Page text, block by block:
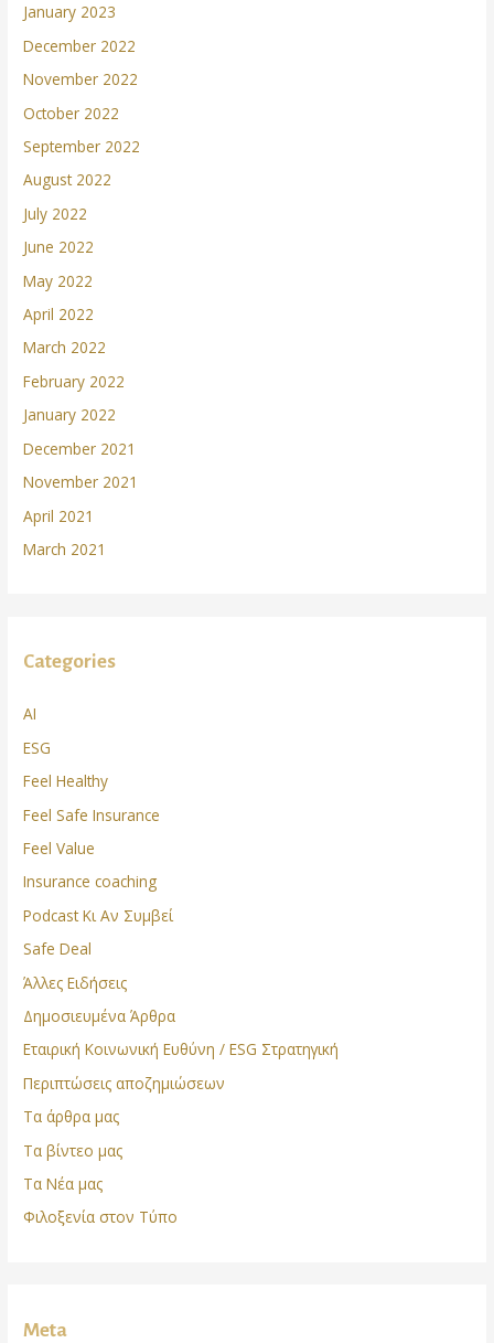
January 2023
December 2022
November 2022
October 2022
September 2022
August 2022
July 2022
June 2022
May 2022
April 2022
March 2022
February 2022
January 2022
December 2021
November 2021
April 2021
March 2021
Categories
AI
ESG
Feel Healthy
Feel Safe Insurance
Feel Value
Insurance coaching
Podcast Κι Αν Συμβεί
Safe Deal
Άλλες Ειδήσεις
Δημοσιευμένα Άρθρα
Εταιρική Κοινωνική Ευθύνη / ESG Στρατηγική
Περιπτώσεις αποζημιώσεων
Τα άρθρα μας
Τα βίντεο μας
Τα Νέα μας
Φιλοξενία στον Τύπο
Meta